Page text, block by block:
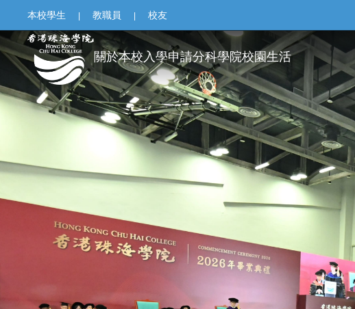
本校學生 | 教職員 | 校友
關於本校 入學申請分科學院校園生活